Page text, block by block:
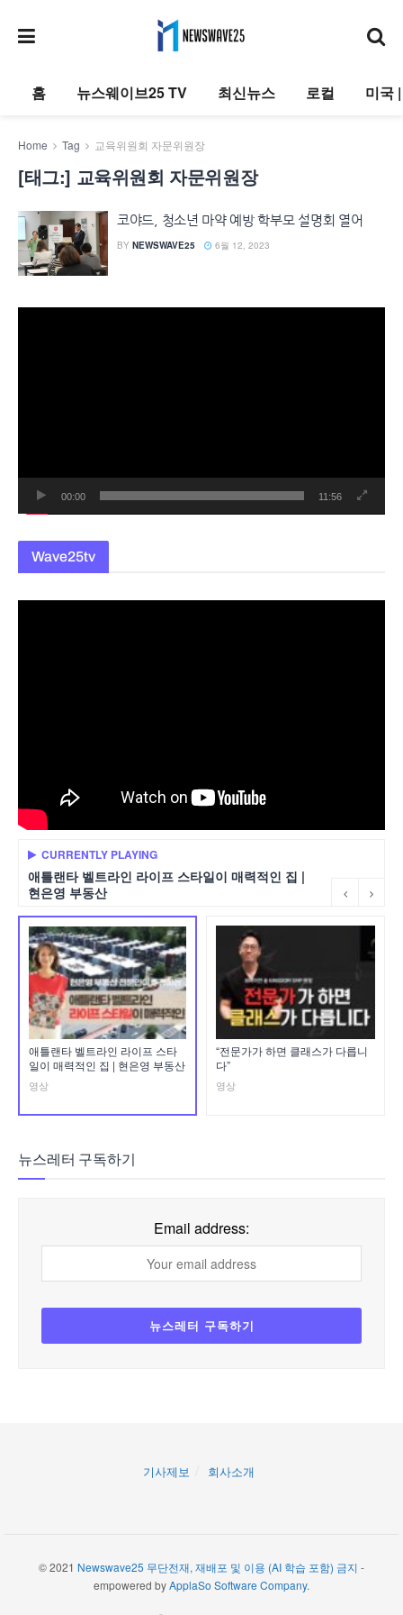
홈 뉴스웨이브25 TV 최신뉴스 로컬 미국
Home Tag 교육위원회 자문위원장
[태그:] 교육위원회 자문위원장
코야드, 청소년 마약 예방 학부모 설명회 열어
BY NEWSWAVE25 6월 12, 2023
00:00 11:56
Wave25tv
CURRENTLY PLAYING
애틀랜타 벨트라인 라이프 스타일이 매력적인 집 |
현은영 부동산
애틀랜타 벨트라인 라이프 스타
일이 매력적인 집 | 현은영 부동산
영상
“전문가가 하면 클래스가 다릅니
다”
영상
뉴스레터 구독하기
Email address:
기사제보 회사소개
© 2021 Newswave25 무단전재, 재배포 및 이용 (AI 학습 포함) 금지 -
empowered byApplaSo Software Company.